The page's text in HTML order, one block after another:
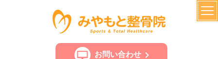
お問い合わせ